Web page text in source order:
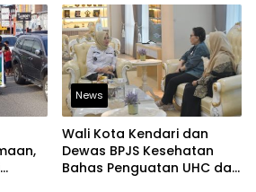
Bangun Infrastruktur
Berintegritas
News
Wali Kota Kendari dan
Dewas BPJS Kesehatan
Bahas Penguatan UHC dan